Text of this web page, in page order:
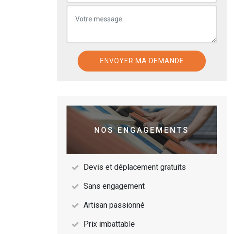
NOS ENGAGEMENTS
Devis et déplacement gratuits
Sans engagement
Artisan passionné
Prix imbattable